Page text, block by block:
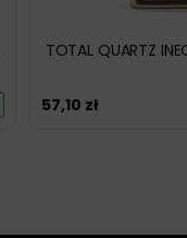
TOTAL QUARTZ
57,10 zł